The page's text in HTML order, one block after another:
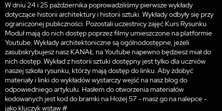
W dniu 24 i 25 października poprowadziliśmy pierwsze wykłady
dotyczące historii architektury i historii sztuki. Wykłady odbyły się przy
ograniczonej publiczności. Pozostali uczestnicy zajęć Kurs Rysunku
Moduł mają do nich dostęp poprzez filmy umieszczone na platformie
Youtube. Wykłady architektoniczne są ogólnodostępne, jeżeli
zasubskrybujesz nasz KANAŁ na Youtube napewno będziesz miał do
nich dostęp. Wykład z historii sztuki dostępny jest tylko dla uczniów
naszej szkoła rysunku, którzy mają dostęp do linku. Aby zdobyć
materiały i linki do wykładów wystarczy wejść na nasz blog do
odpowiedniego artykułu. Hasłem do otworzenia materiałów
kodowanych jest kod do bramki na Hożej 57 - masz go na nalepce -
jako kluczyk wstaw #